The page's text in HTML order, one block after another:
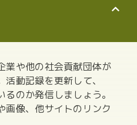
業や他の社会貢献団体が
動記録を更新して、
のか発信しましょう。
画像、他サイトのリンク